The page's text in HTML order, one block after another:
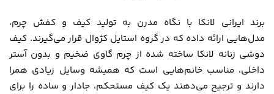
برند ایرانی لانکا با نگاه مدرن به تولید کیف و کفش چرم،
مدل‌هایی ارائه داده که در گروه استایل کژوال قرار می‌گیرند. کیف
دوشی زنانه لانکا ساخته شده از چرم گاوی ضخیم و بدون آستر
داخلی، مناسب خانم‌هایی است که همیشه وسایل زیادی همرا
دارند و ترجیح می‌دهند یک کیف مستحکم، جادار و ساده را برای